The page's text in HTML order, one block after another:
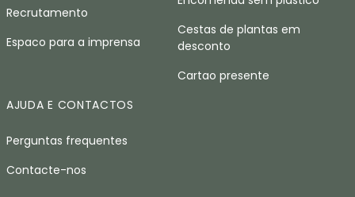
Recrutamento
Espaco para a imprensa
Cestas de plantas em
desconto
Cartao presente
AJUDA E CONTACTOS
Perguntas frequentes
Contacte-nos